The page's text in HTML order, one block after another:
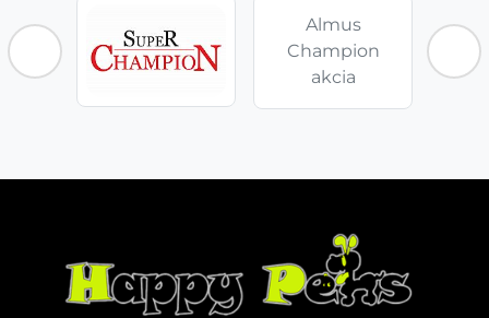
Almus
Champion
akcia